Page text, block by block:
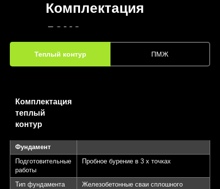
Комплектация
дома
Теплый контур ПМЖ
Комплектация
теплый
контур
Фундамент
Подготовительные
работы
Пробное бурение в 3 х точках
Тип фундамента
Железобетонные сваи сплошного